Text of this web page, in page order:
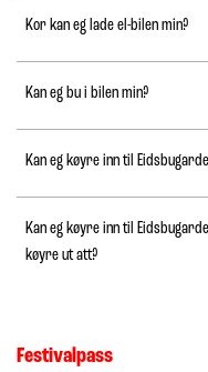
Kor kan eg lade el-bilen min?
Kan eg bu i bilen min?
Kan eg køyre inn til
Kan eg køyre inn til
køyre ut att?
Festivalpass